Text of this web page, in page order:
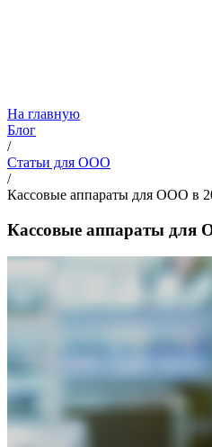
На главную
Блог
/
Статьи для ООО
/
Кассовые аппараты для ООО в
Кассовые аппараты для